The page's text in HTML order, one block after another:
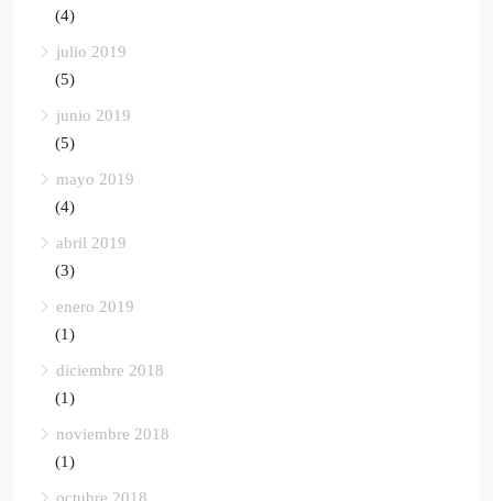
(4)
julio 2019
(5)
junio 2019
(5)
mayo 2019
(4)
abril 2019
(3)
enero 2019
(1)
diciembre 2018
(1)
noviembre 2018
(1)